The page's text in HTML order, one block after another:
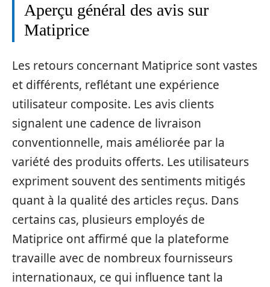
Aperçu général des avis sur
Matiprice
Les retours concernant Matiprice sont vastes
et différents, reflétant une expérience
utilisateur composite. Les avis clients
signalent une cadence de livraison
conventionnelle, mais améliorée par la
variété des produits offerts. Les utilisateurs
expriment souvent des sentiments mitigés
quant à la qualité des articles reçus. Dans
certains cas, plusieurs employés de
Matiprice ont affirmé que la plateforme
travaille avec de nombreux fournisseurs
internationaux, ce qui influence tant la